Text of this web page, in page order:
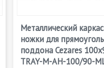
Металлический
ножки для
поддона Cezares
TRAY-M-AH-100/90-